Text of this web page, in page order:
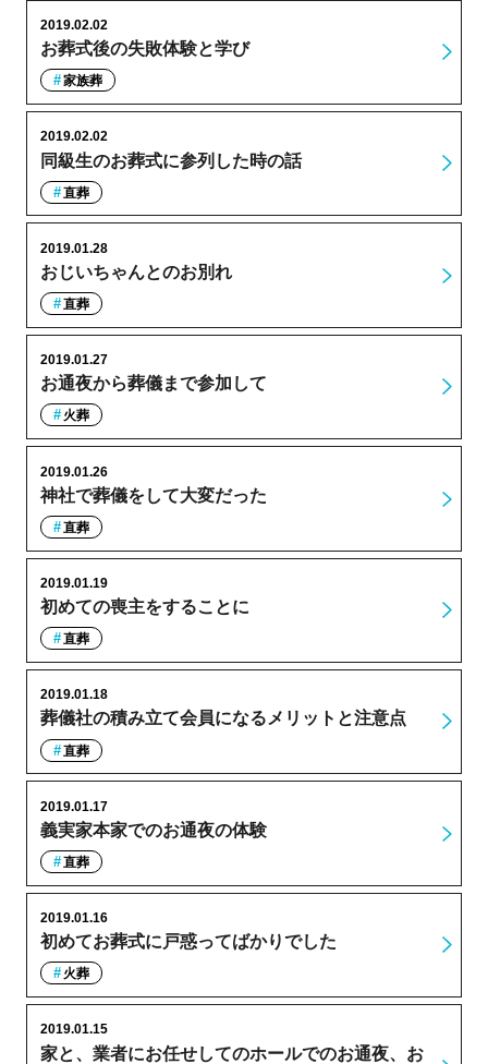
お葬式後の失敗体験と学び
2019.02.02
家族葬
同級生のお葬式に参列した時の話
2019.02.02
直葬
おじいちゃんとのお別れ
2019.01.28
直葬
お通夜から葬儀まで参加して
2019.01.27
火葬
神社で葬儀をして大変だった
2019.01.26
直葬
初めての喪主をすることに
2019.01.19
直葬
葬儀社の積み立て会員になるメリットと注意点
2019.01.18
直葬
義実家本家でのお通夜の体験
2019.01.17
直葬
初めてお葬式に戸惑ってばかりでした
2019.01.16
火葬
家と、業者にお任せしてのホールでのお通夜、お
2019.01.15